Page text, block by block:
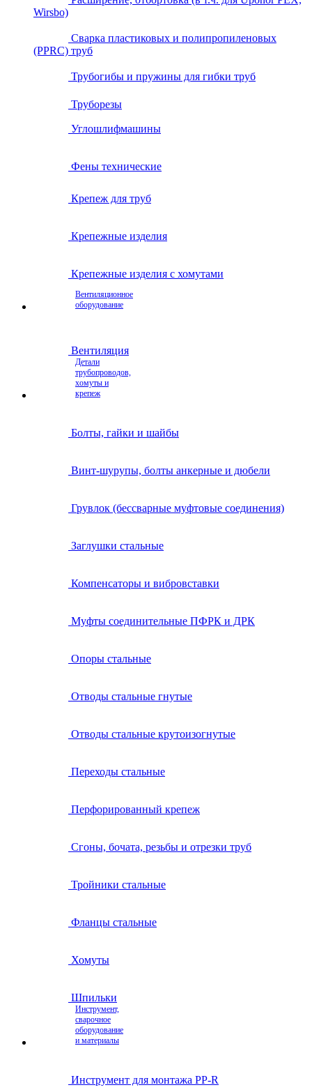
Wirsbo)
Сварка пластиковых и полипропиленовых
(PPRC) труб
Трубогибы и пружины для гибки труб
Труборезы
Углошлифмашины
Фены технические
Крепеж для труб
Крепежные изделия
Крепежные изделия с хомутами
Вентиляционное
оборудование
Вентиляция
Детали
трубопроводов,
хомуты и
крепеж
Болты, гайки и шайбы
Винт-шурупы, болты анкерные и дюбели
Грувлок (бессварные муфтовые соединения)
Заглушки стальные
Компенсаторы и вибровставки
Муфты соединительные ПФРК и ДРК
Опоры стальные
Отводы стальные гнутые
Отводы стальные крутоизогнутые
Переходы стальные
Перфорированный крепеж
Сгоны, бочата, резьбы и отрезки труб
Тройники стальные
Фланцы стальные
Хомуты
Шпильки
Инструмент,
сварочное
оборудование
и материалы
Инструмент для монтажа PP-R